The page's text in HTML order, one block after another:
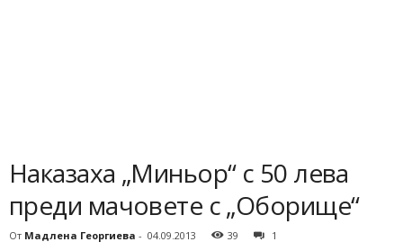
Наказаха „Миньор“ с 50 лева
преди мачовете с „Оборище“
От Мадлена Георгиева - 04.09.2013 39 1